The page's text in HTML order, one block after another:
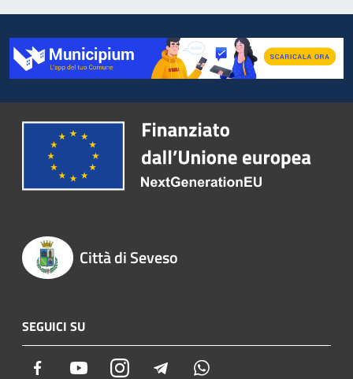
Città di Seveso
SEGUICI SU
Facebook YoutubeInstagram Telegram